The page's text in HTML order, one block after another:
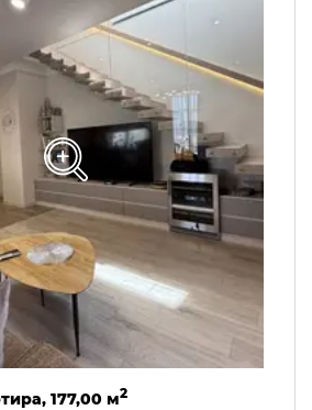
177,00 м2